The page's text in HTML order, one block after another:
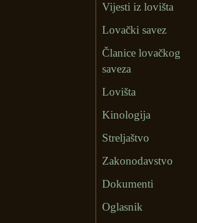
Vijesti iz lovišta
Lovački savez
Članice lovačkog
saveza
Lovišta
Kinologija
Streljaštvo
Zakonodavstvo
Dokumenti
Oglasnik